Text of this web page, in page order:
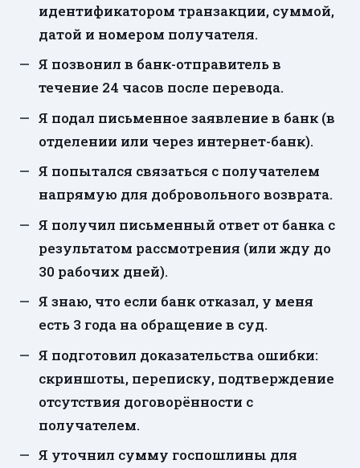
идентификатором транзакции, суммой,
датой и номером получателя.
Я позвонил в банк-отправитель в
течение 24 часов после перевода.
Я подал письменное заявление в банк (в
отделении или через интернет-банк).
Я попытался связаться с получателем
напрямую для добровольного возврата.
Я получил письменный ответ от банка с
результатом рассмотрения (или жду до
30 рабочих дней).
Я знаю, что если банк отказал, у меня
есть 3 года на обращение в суд.
Я подготовил доказательства ошибки:
скриншоты, переписку, подтверждение
отсутствия договорённости с
получателем.
Я уточнил сумму госпошлины для